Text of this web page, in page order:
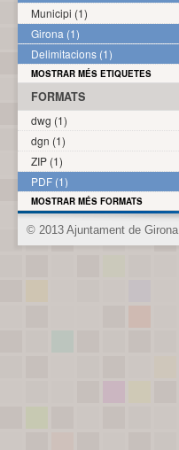
Municipi (1)
Girona (1)
Delimitacions (1)
MOSTRAR MÉS ETIQUETES
FORMATS
dwg (1)
dgn (1)
ZIP (1)
PDF (1)
MOSTRAR MÉS FORMATS
© 2013 Ajuntament de Girona